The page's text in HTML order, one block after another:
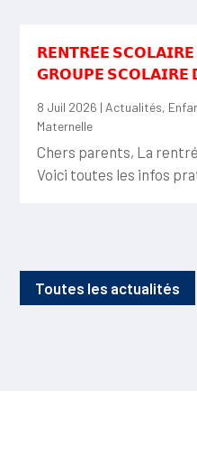
𝗥𝗘𝗡𝗧𝗥𝗘́𝗘 𝗦𝗖𝗢𝗟𝗔𝗜𝗥𝗘
𝗚𝗥𝗢𝗨𝗣𝗘 𝗦𝗖𝗢𝗟𝗔𝗜𝗥𝗘
8 Juil 2026 | Actualités,
Maternelle
Chers parents, La
Voici toutes les infos
Toutes les actualités